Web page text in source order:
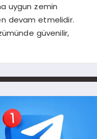
uygun zemin
devam etmelidir.
güvenilir,